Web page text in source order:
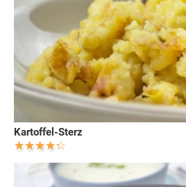
Kartoffel-Sterz